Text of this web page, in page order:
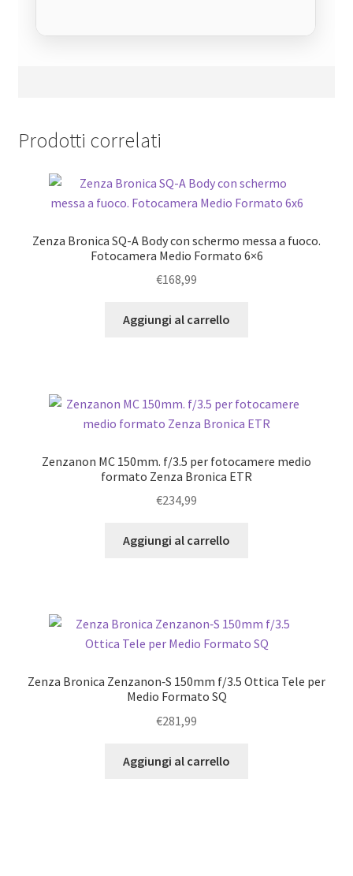
Prodotti correlati
Zenza Bronica SQ-A Body con schermo messa a fuoco.
Fotocamera Medio Formato 6×6
€168,99
Aggiungi al carrello
Zenzanon MC 150mm. f/3.5 per fotocamere medio
formato Zenza Bronica ETR
€234,99
Aggiungi al carrello
Zenza Bronica Zenzanon‑S 150mm f/3.5 Ottica Tele per
Medio Formato SQ
€281,99
Aggiungi al carrello